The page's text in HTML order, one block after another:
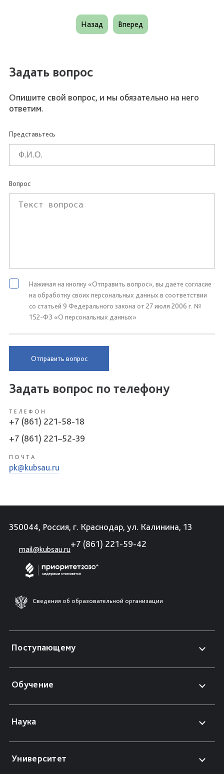
Назад Вперед
Задать вопрос
Опишите свой вопрос, и мы обязательно на него
ответим.
Представьтесь
Вопрос
Нажимая на кнопку «Отправить вопрос», вы даете согласие
на обработку своих персональных данных в соответствии
со статьей 9 Федерального закона от 27 июля 2006 г. №
152-ФЗ «О персональных данных»
Отправить вопрос
Задать вопрос по телефону
ТЕЛЕФОН
+7 (861) 221-58-18
+7 (861) 221–52-39
ПОЧТА
pk@kubsau.ru
350044, Россия, г. Краснодар, ул. Калинина, 13
mail@kubsau.ru
+7 (861) 221-59-42
Сведения об образовательной организации
Поступающему
Обучение
Наука
Университет